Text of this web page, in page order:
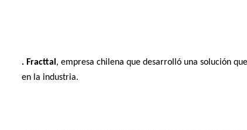
. Fracttal, empresa chilena que desarrolló una solución
en la industria.